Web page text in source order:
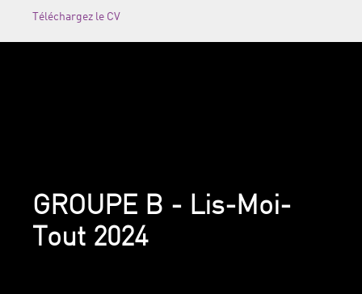
Téléchargez le CV
GROUPE B - Lis-Moi-
Tout 2024